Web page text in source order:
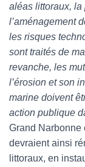
aléas littoraux, la
l’aménagement
les risques
sont traités de
revanche, les
l’érosion et son
marine doivent
action publique
Grand Narbonne
devraient ainsi
littoraux, en